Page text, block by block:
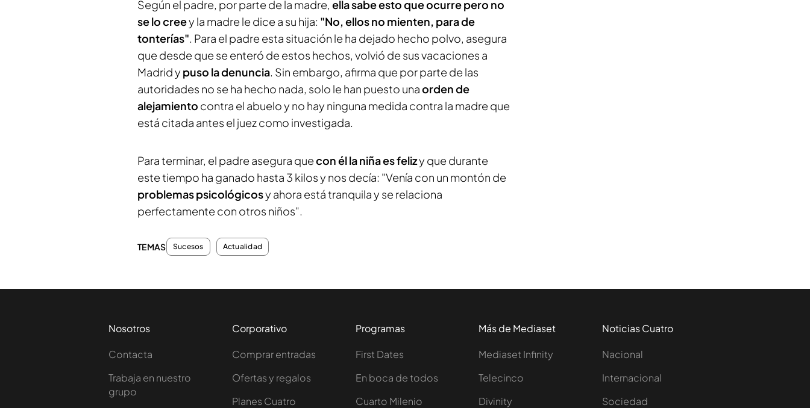
Según el padre, por parte de la madre, ella sabe esto que ocurre pero no
se lo creey la madre le dice a su hija: "No, ellos no mienten, para de
tonterías". Para el padre esta situación le ha dejado hecho polvo, asegura
que desde que se enteró de estos hechos, volvió de sus vacaciones a
Madrid y puso la denuncia. Sin embargo, afirma que por parte de las
autoridades no se ha hecho nada, solo le han puesto unaorden de
alejamiento contra el abuelo y no hay ninguna medida contra la madre que
está citada antes el juez como investigada.
Para terminar, el padre asegura quecon él la niña es felizy que durante
este tiempo ha ganado hasta 3 kilos y nos decía: "Venía con un montón de
problemas psicológicosy ahora está tranquila y se relaciona
perfectamente con otros niños".
TEMAS Sucesos Actualidad
Nosotros
Contacta
Trabaja en nuestro
grupo
Corporativo
Comprar entradas
Ofertas y regalos
Planes Cuatro
Programas
First Dates
En boca de todos
Cuarto Milenio
Más de Mediaset
Mediaset Infinity
Telecinco
Divinity
Noticias Cuatro
Nacional
Internacional
Sociedad